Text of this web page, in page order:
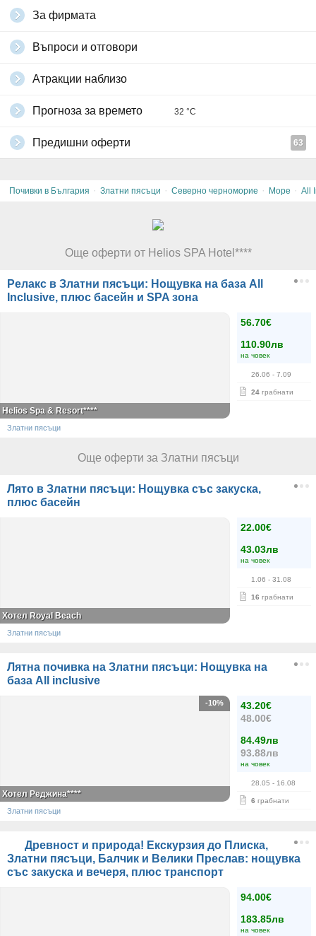
За фирмата
Въпроси и отговори
Атракции наблизо
Прогноза за времето 32 °C
Предишни оферти 63
Почивки в България · Златни пясъци · Северно черноморие · Море · All
Още оферти от Helios SPA Hotel****
Релакс в Златни пясъци: Нощувка на база All
Inclusive, плюс басейн и SPA зона
56.70€
110.90лв
на човек
26.06 - 7.09
24 грабнати
Helios Spa & Resort****
Златни пясъци
Още оферти за Златни пясъци
Лято в Златни пясъци: Нощувка със закуска,
плюс басейн
22.00€
43.03лв
на човек
1.06 - 31.08
16 грабнати
Хотел Royal Beach
Златни пясъци
Лятна почивка на Златни пясъци: Нощувка на
база All inclusive
43.20€
48.00€
84.49лв
93.88лв
на човек
28.05 - 16.08
6 грабнати
-10%
Хотел Реджина****
Златни пясъци
Древност и природа! Екскурзия до Плиска,
Златни пясъци, Балчик и Велики Преслав: нощувка
със закуска и вечеря, плюс транспорт
94.00€
183.85лв
на човек